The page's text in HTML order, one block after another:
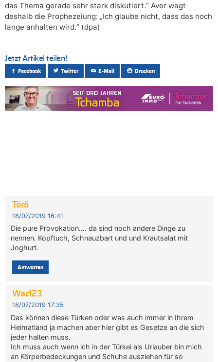
das Thema gerade sehr stark diskutiert.“ Aver wagt
deshalb die Prophezeiung: „Ich glaube nicht, dass das noch
lange anhalten wird.“ (dpa)
Jetzt Artikel teilen!
Facebook Twitter E-Mail Drucken
Törö
18/07/2019 16:41
Die pure Provokation…. da sind noch andere Dinge zu
nennen. Kopftuch, Schnauzbart und und Krautsalat mit
Joghurt.
Antworten
Wac123
18/07/2019 17:35
Das können diese Türken oder was auch immer in Ihrem
Heimatland ja machen aber hier gibt es Gesetze an die sich
jeder halten muss.
Ich muss auch wenn ich in der Türkei als Urlauber bin mich
an Körperbedeckungen und Schuhe ausziehen für so